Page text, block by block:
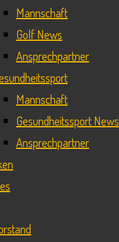
Mannschaft
Golf News
Ansprechpartner
Mannschaft
Gesundheitssport News
Ansprechpartner